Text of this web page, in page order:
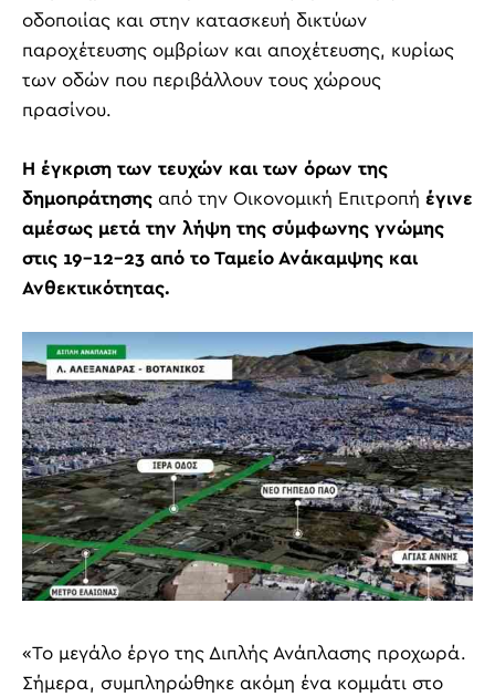
οδοποιίας και στην κατασκευή δικτύων
παροχέτευσης ομβρίων και αποχέτευσης, κυρίως
των οδών που περιβάλλουν τους χώρους
πρασίνου.
Η έγκριση των τευχών και των όρων της
δημοπράτησης από την Οικονομική Επιτροπή έγινε
αμέσως μετά την λήψη της σύμφωνης γνώμης
στις 19-12-23 από το Ταμείο Ανάκαμψης και
Ανθεκτικότητας.
«Το μεγάλο έργο της Διπλής Ανάπλασης προχωρά.
Σήμερα, συμπληρώθηκε ακόμη ένα κομμάτι στο